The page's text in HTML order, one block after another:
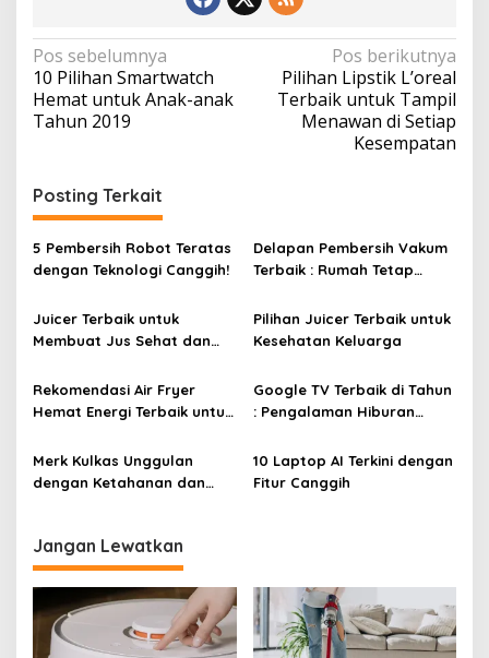
N
a
v
g
a
s
i
o
Pos sebelumnya
10 Pilihan Smartwatch
Hemat untuk Anak-anak
Tahun 2019
Pos berikutnya
Pilihan Lipstik L’oreal
Terbaik untuk Tampil
Menawan di Setiap
Kesempatan
Posting Terkait
5 Pembersih Robot Teratas
dengan Teknologi Canggih!
Delapan Pembersih Vakum
Terbaik : Rumah Tetap
Juicer Terbaik untuk
Membuat Jus Sehat dan
Pilihan Juicer Terbaik untuk
Kesehatan Keluarga
Rekomendasi Air Fryer
Hemat Energi Terbaik untuk
Google TV Terbaik di Tahun
: Pengalaman Hiburan
Luas!
Merk Kulkas Unggulan
dengan Ketahanan dan
10 Laptop AI Terkini dengan
Fitur Canggih
Jangan Lewatkan